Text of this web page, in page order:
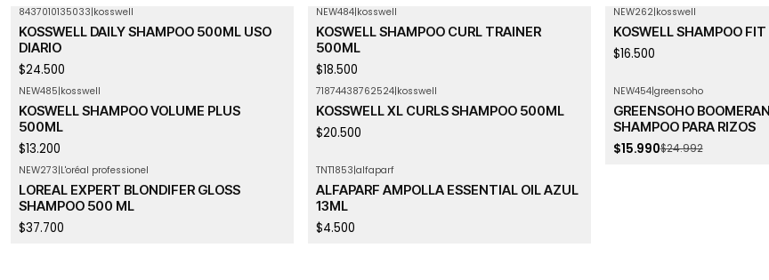
8437010135033|kosswell
KOSSWELL DAILY SHAMPOO 500ML USO
DIARIO
$24.500
NEW484|kosswell
KOSWELL SHAMPOO CURL TRAINER
500ML
$18.500
NEW262|kosswell
KOSWELL SHAMPOO
$16.500
NEW485|kosswell
KOSWELL SHAMPOO VOLUME PLUS
500ML
$13.200
71874438762524|kosswell
KOSSWELL XL CURLS SHAMPOO 500ML
$20.500
OFF
NEW454|greensoho
GREENSOHO
SHAMPOO PARA RIZOS
$15.990$24.992
NEW273|L'oréal professionel
LOREAL EXPERT BLONDIFER GLOSS
SHAMPOO 500 ML
$37.700
TNT1853|alfaparf
ALFAPARF AMPOLLA ESSENTIAL OIL AZUL
13ML
$4.500